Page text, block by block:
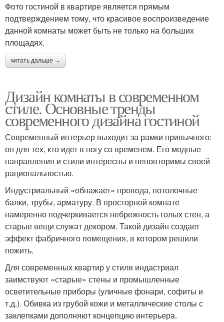
Фото гостиной в квартире является прямым
подтверждением тому, что красивое воспроизведение
данной комнаты может быть не только на больших
площадях.
читать дальше →
Дизайн комнаты в современном
стиле. Основные тренды
современного дизайна гостиной
Современный интерьер выходит за рамки привычного:
он для тех, кто идет в ногу со временем. Его модные
направления и стили интересны и неповторимы своей
рациональностью.
Индустриальный «обнажает» провода, потолочные
балки, трубы, арматуру. В просторной комнате
намеренно подчеркивается небрежность голых стен, а
старые вещи служат декором. Такой дизайн создает
эффект фабричного помещения, в котором решили
пожить.
Для современных квартир у стиля индастриал
заимствуют «старые» стены и промышленные
осветительные приборы (уличные фонари, софиты и
т.д.). Обивка из грубой кожи и металлические столы с
заклепками дополняют концепцию интерьера.